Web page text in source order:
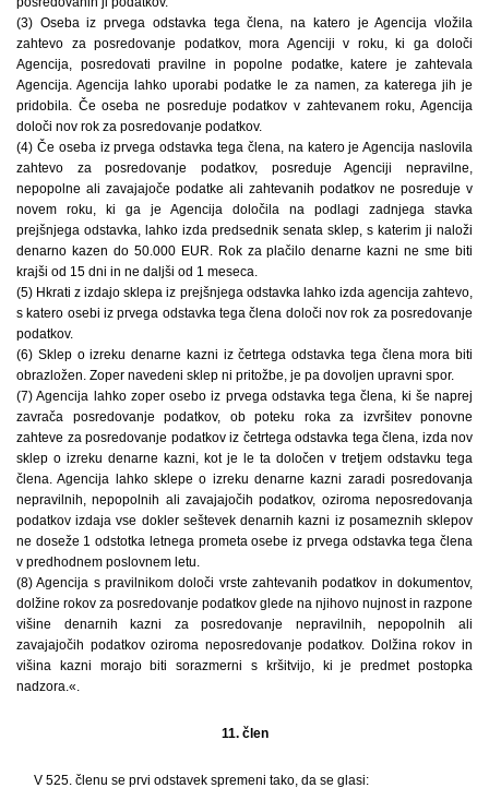
(3) Oseba iz prvega odstavka tega člena, na katero je Agencija vložila
zahtevo za posredovanje podatkov, mora Agenciji v roku, ki ga določi
Agencija, posredovati pravilne in popolne podatke, katere je zahtevala
Agencija. Agencija lahko uporabi podatke le za namen, za katerega jih je
pridobila. Če oseba ne posreduje podatkov v zahtevanem roku, Agencija
določi nov rok za posredovanje podatkov.
(4) Če oseba iz prvega odstavka tega člena, na katero je Agencija naslovila
zahtevo za posredovanje podatkov, posreduje Agenciji nepravilne,
nepopolne ali zavajajoče podatke ali zahtevanih podatkov ne posreduje v
novem roku, ki ga je Agencija določila na podlagi zadnjega stavka
prejšnjega odstavka, lahko izda predsednik senata sklep, s katerim ji naloži
denarno kazen do 50.000 EUR. Rok za plačilo denarne kazni ne sme biti
krajši od 15 dni in ne daljši od 1 meseca.
(5) Hkrati z izdajo sklepa iz prejšnjega odstavka lahko izda agencija zahtevo,
s katero osebi iz prvega odstavka tega člena določi nov rok za posredovanje
podatkov.
(6) Sklep o izreku denarne kazni iz četrtega odstavka tega člena mora biti
obrazložen. Zoper navedeni sklep ni pritožbe, je pa dovoljen upravni spor.
(7) Agencija lahko zoper osebo iz prvega odstavka tega člena, ki še naprej
zavrača posredovanje podatkov, ob poteku roka za izvršitev ponovne
zahteve za posredovanje podatkov iz četrtega odstavka tega člena, izda nov
sklep o izreku denarne kazni, kot je le ta določen v tretjem odstavku tega
člena. Agencija lahko sklepe o izreku denarne kazni zaradi posredovanja
nepravilnih, nepopolnih ali zavajajočih podatkov, oziroma neposredovanja
podatkov izdaja vse dokler seštevek denarnih kazni iz posameznih sklepov
ne doseže 1 odstotka letnega prometa osebe iz prvega odstavka tega člena
v predhodnem poslovnem letu.
(8) Agencija s pravilnikom določi vrste zahtevanih podatkov in dokumentov,
dolžine rokov za posredovanje podatkov glede na njihovo nujnost in razpone
višine denarnih kazni za posredovanje nepravilnih, nepopolnih ali
zavajajočih podatkov oziroma neposredovanje podatkov. Dolžina rokov in
višina kazni morajo biti sorazmerni s kršitvijo, ki je predmet postopka
nadzora.«.
11. člen
V 525. členu se prvi odstavek spremeni tako, da se glasi: